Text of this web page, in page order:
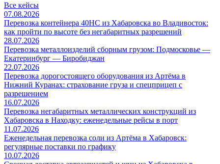
Все кейсы
07.08.2026
Перевозка контейнера 40HC из Хабаровска во Владивосток:
как пройти по высоте без негабаритных разрешений
28.07.2026
Перевозка металлоизделий сборным грузом: Подмосковье —
Екатеринбург — Биробиджан
22.07.2026
Перевозка дорогостоящего оборудования из Артёма в
Нижний Куранах: страхование груза и спецприцеп с
разрешением
16.07.2026
Перевозка негабаритных металлических конструкций из
Хабаровска в Находку: еженедельные рейсы в порт
11.07.2026
Еженедельная перевозка соли из Артёма в Хабаровск:
регулярные поставки по графику
10.07.2026